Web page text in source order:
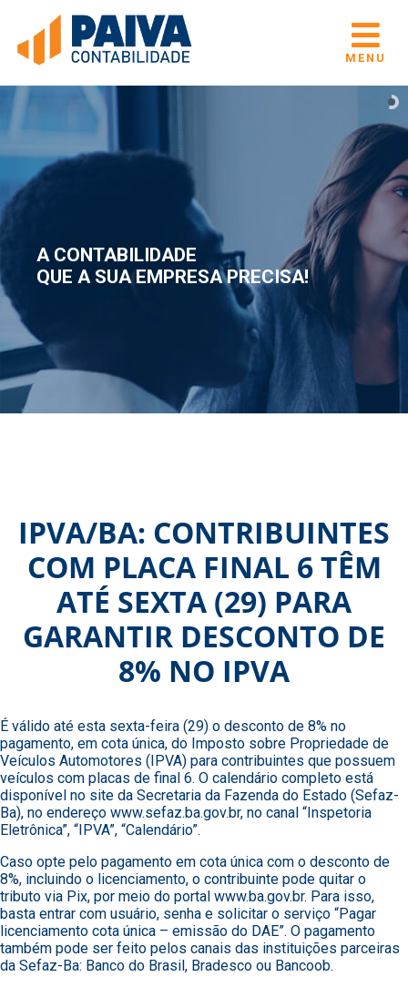
MENU
A CONTABILIDADE
QUE A SUA EMPRESA PRECISA!
IPVA/BA: CONTRIBUINTES
COM PLACA FINAL 6 TÊM
ATÉ SEXTA (29) PARA
GARANTIR DESCONTO DE
8% NO IPVA
É válido até esta sexta-feira (29) o desconto de 8% no
pagamento, em cota única, do Imposto sobre Propriedade de
Veículos Automotores (IPVA) para contribuintes que possuem
veículos com placas de final 6. O calendário completo está
disponível no site da Secretaria da Fazenda do Estado (Sefaz-
Ba), no endereço www.sefaz.ba.gov.br, no canal “Inspetoria
Eletrônica”, “IPVA”, “Calendário”.
Caso opte pelo pagamento em cota única com o desconto de
8%, incluindo o licenciamento, o contribuinte pode quitar o
tributo via Pix, por meio do portal www.ba.gov.br. Para isso,
basta entrar com usuário, senha e solicitar o serviço “Pagar
licenciamento cota única – emissão do DAE”. O pagamento
também pode ser feito pelos canais das instituições parceiras
da Sefaz-Ba: Banco do Brasil, Bradesco ou Bancoob.